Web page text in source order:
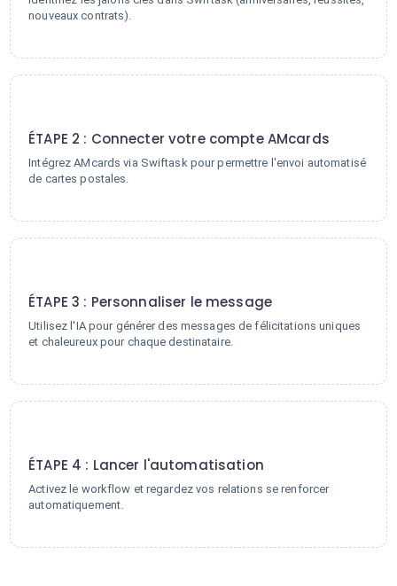
nouveaux contrats).
ÉTAPE 2 : Connecter votre compte AMcards
Intégrez AMcards via Swiftask pour permettre l'envoi automatisé
de cartes postales.
ÉTAPE 3 : Personnaliser le message
Utilisez l'IA pour générer des messages de félicitations uniques
et chaleureux pour chaque destinataire.
ÉTAPE 4 : Lancer l'automatisation
Activez le workflow et regardez vos relations se renforcer
automatiquement.